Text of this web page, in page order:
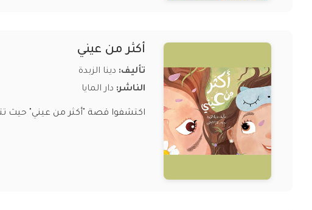
أكثر من عيني
تأليف: دينا الزبدة
الناشر: دار المايا
اكتشفوا قصة "أكثر من عيني" حيث